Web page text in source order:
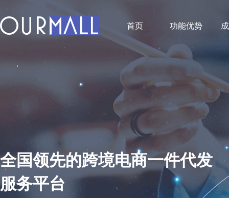
首页 功能优势
全国领先的跨境电商一件代发
服务平台